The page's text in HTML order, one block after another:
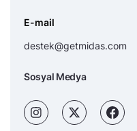
E-mail
destek@getmidas.com
Sosyal Medya